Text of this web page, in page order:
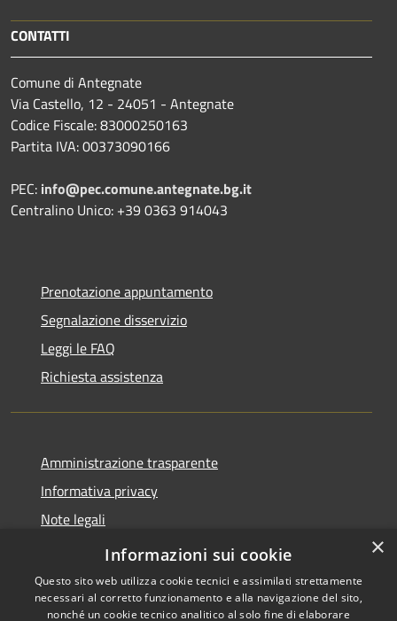
CONTATTI
Comune di Antegnate
Via Castello, 12 - 24051 - Antegnate
Codice Fiscale: 83000250163
Partita IVA: 00373090166
PEC: info@pec.comune.antegnate.bg.it
Centralino Unico: +39 0363 914043
Prenotazione appuntamento
Segnalazione disservizio
Leggi le FAQ
Richiesta assistenza
Amministrazione trasparente
Informativa privacy
Note legali
Dichiarazione di accessibilità
×
Informazioni sui cookie
Questo sito web utilizza cookie tecnici e assimilati strettamente
necessari al corretto funzionamento e alla navigazione del sito,
nonché un cookie tecnico analitico al solo fine di elaborare